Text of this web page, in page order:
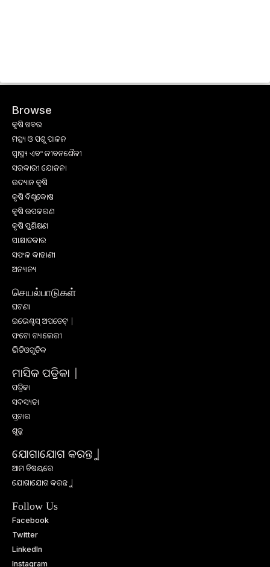
Browse
କୃଷି ଖବର
ମତ୍ସ୍ୟ ଓ ପଶୁ ପାଳନ
ସ୍ୱାସ୍ଥ୍ୟ ଏବଂ ଜୀବନଶୈଳୀ
ସରକାରୀ ଯୋଜନା
ଉଦ୍ୟାନ କୃଷି
କୃଷି ବିଶ୍ବକୋଷ
କୃଷି ଉପକରଣ
କୃଷି ପ୍ରଶିକ୍ଷଣ
ସାକ୍ଷାତକାର
ସଫଳ କାହାଣୀ
ଅନ୍ୟାନ୍ୟ
செயல்பாடுகள்
ଘଟଣା
ଇଭେଣ୍ଟସ୍ ଅପଡେଟ୍ |
ଫଟୋ ଗ୍ୟାଲେରୀ
ଭିଡିଓଗୁଡିକ
ମାସିକ ପତ୍ରିକା |
ପତ୍ରିକା
ସଦସ୍ୟତା
ପ୍ରଚାର
ଶୁଳ୍କ
ଯୋଗାଯୋଗ କରନ୍ତୁ |
ଆମ ବିଷୟରେ
ଯୋଗାଯୋଗ କରନ୍ତୁ |
Follow Us
Facebook
Twitter
LinkedIn
Instagram